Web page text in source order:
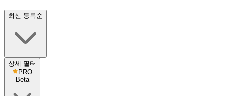
최신 등록순
상세 필터
PRO
Beta